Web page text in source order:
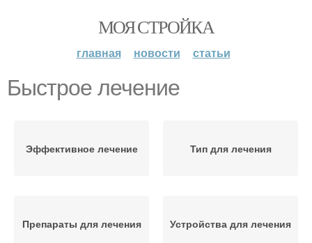
МОЯ СТРОЙКА
главная новости статьи
Быстрое лечение
Эффективное лечение Тип для лечения
Препараты для лечения Устройства для лечения